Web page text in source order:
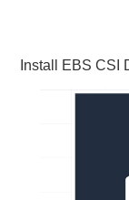
Install EBS CSI